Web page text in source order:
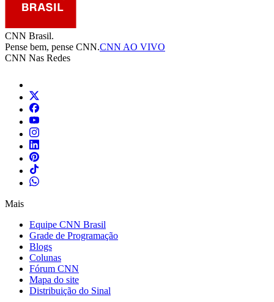
CNN Brasil.
Pense bem, pense CNN.CNN AO VIVO
CNN Nas Redes
Mais
Equipe CNN Brasil
Grade de Programação
Blogs
Colunas
Fórum CNN
Mapa do site
Distribuição do Sinal